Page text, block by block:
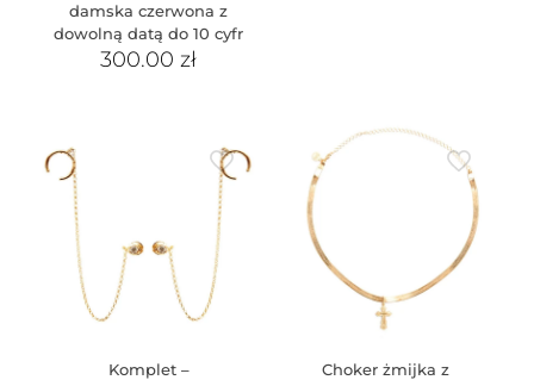
damska czerwona z
dowolną datą do 10 cyfr
300.00zł
Komplet –
Choker żmijka z